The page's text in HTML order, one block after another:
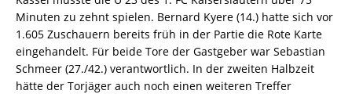
Minuten zu zehnt spielen. Bernard Kyere (14.) hatte sich vor
1.605 Zuschauern bereits früh in der Partie die Rote Karte
eingehandelt. Für beide Tore der Gastgeber war Sebastian
Schmeer (27./42.) verantwortlich. In der zweiten Halbzeit
hätte der Torjäger auch noch einen weiteren Treffer